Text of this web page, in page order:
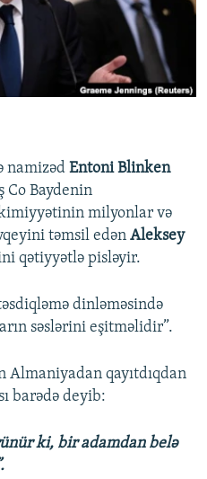
namizəd Entoni Blinken
Baydenin
milyonlar və
təmsil edən Aleksey
qətiyyətlə pisləyir.
dinləməsində
səslərini eşitməlidir”.
Almaniyadan qayıtdıqdan
barədə deyib:
ki, bir adamdan belə